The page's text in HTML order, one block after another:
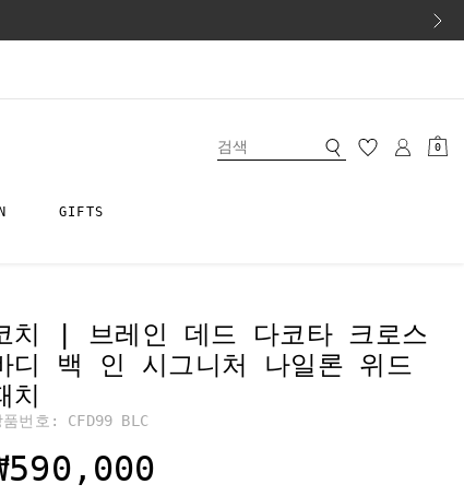
0
GIFTS
치 | 브레인 데드 다코타 크로스
디 백 인 시그니처 나일론 위드
치
품번호: CFD99 BLC